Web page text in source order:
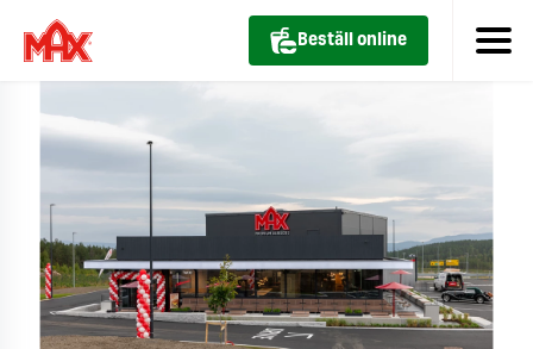
Beställ online